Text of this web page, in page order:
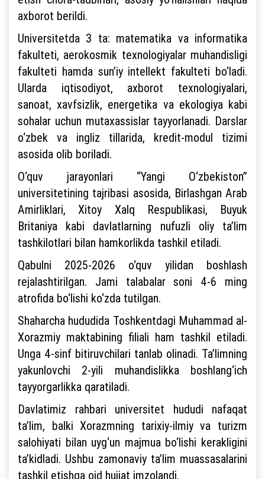
axborot berildi.
Universitetda 3 ta: matematika va informatika
fakulteti, aerokosmik texnologiyalar muhandisligi
fakulteti hamda sun’iy intellekt fakulteti bo‘ladi.
Ularda iqtisodiyot, axborot texnologiyalari,
sanoat, xavfsizlik, energetika va ekologiya kabi
sohalar uchun mutaxassislar tayyorlanadi. Darslar
o‘zbek va ingliz tillarida, kredit-modul tizimi
asosida olib boriladi.
O‘quv jarayonlari “Yangi O‘zbekiston”
universitetining tajribasi asosida, Birlashgan Arab
Amirliklari, Xitoy Xalq Respublikasi, Buyuk
Britaniya kabi davlatlarning nufuzli oliy ta’lim
tashkilotlari bilan hamkorlikda tashkil etiladi.
Qabulni 2025-2026 o‘quv yilidan boshlash
rejalashtirilgan. Jami talabalar soni 4-6 ming
atrofida bo‘lishi ko‘zda tutilgan.
Shaharcha hududida Toshkentdagi Muhammad al-
Xorazmiy maktabining filiali ham tashkil etiladi.
Unga 4-sinf bitiruvchilari tanlab olinadi. Ta’limning
yakunlovchi 2-yili muhandislikka boshlang‘ich
tayyorgarlikka qaratiladi.
Davlatimiz rahbari universitet hududi nafaqat
ta’lim, balki Xorazmning tarixiy-ilmiy va turizm
salohiyati bilan uyg‘un majmua bo‘lishi kerakligini
ta’kidladi. Ushbu zamonaviy ta’lim muassasalarini
tashkil etishga oid hujjat imzolandi.